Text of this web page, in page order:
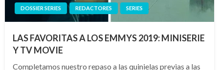
DOSSIER SERIES REDACTORES SERIES
LAS FAVORITAS A LOS EMMYS 2019: MINISERIE
Y TV MOVIE
Completamos nuestro repaso a las quinielas previas a las